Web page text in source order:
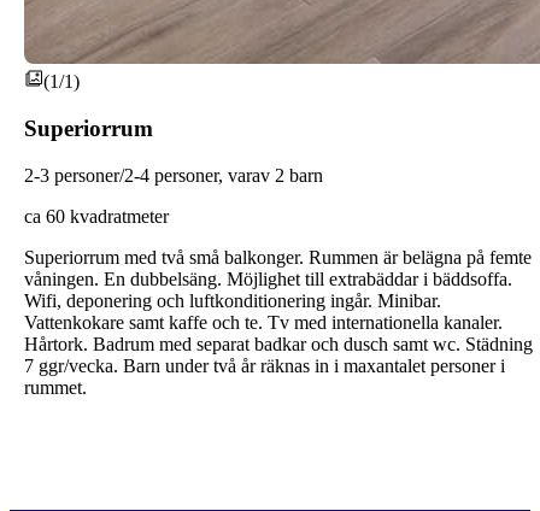
(1/1)
Superiorrum
2-3 personer/2-4 personer, varav 2 barn
ca 60 kvadratmeter
Superiorrum med två små balkonger. Rummen är belägna på femte
våningen. En dubbelsäng. Möjlighet till extrabäddar i bäddsoffa.
Wifi, deponering och luftkonditionering ingår. Minibar.
Vattenkokare samt kaffe och te. Tv med internationella kanaler.
Hårtork. Badrum med separat badkar och dusch samt wc. Städning
7 ggr/vecka. Barn under två år räknas in i maxantalet personer i
rummet.